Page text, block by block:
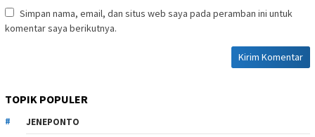
Simpan nama, email, dan situs web saya pada peramban ini untuk
komentar saya berikutnya.
TOPIK POPULER
JENEPONTO